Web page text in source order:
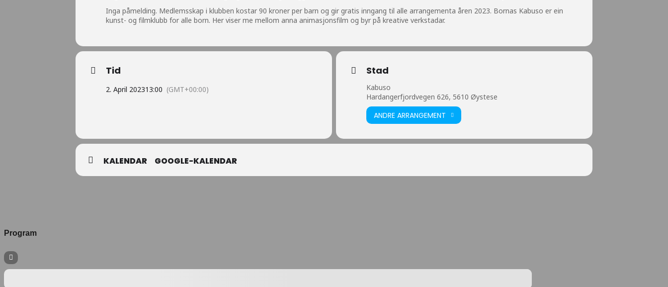
Inga påmelding. Medlemsskap i klubben kostar 90 kroner per barn og gir gratis inngang til alle arrangementa åren 2023. Bornas Kabuso er ein
kunst- og filmklubb for alle born. Her viser me mellom anna animasjonsfilm og byr på kreative verkstadar.
Tid
2. April 202313:00 (GMT+00:00)
Stad
Kabuso
Hardangerfjordvegen 626, 5610 Øystese
ANDRE ARRANGEMENT
KALENDAR GOOGLE-KALENDAR
Program